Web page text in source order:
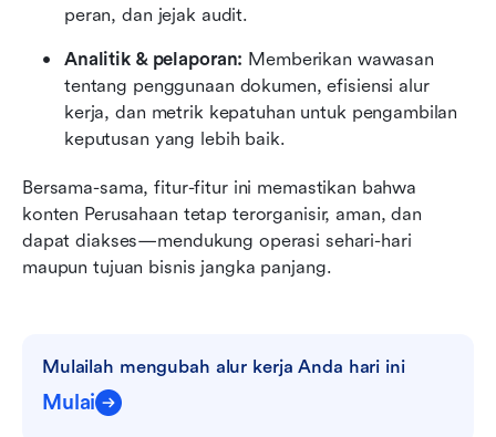
peran, dan jejak audit.
Analitik & pelaporan: Memberikan wawasan
tentang penggunaan dokumen, efisiensi alur
kerja, dan metrik kepatuhan untuk pengambilan
keputusan yang lebih baik.
Bersama-sama, fitur-fitur ini memastikan bahwa
konten Perusahaan tetap terorganisir, aman, dan
dapat diakses—mendukung operasi sehari-hari
maupun tujuan bisnis jangka panjang.
Mulailah mengubah alur kerja Anda hari ini
Mulai